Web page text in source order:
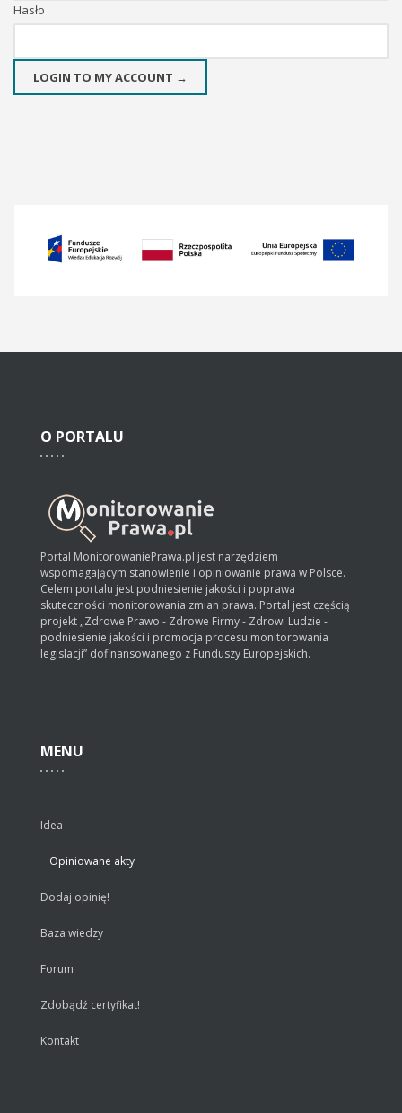
Hasło
LOGIN TO MY ACCOUNT →
O PORTALU
Portal MonitorowaniePrawa.pl jest narzędziem
wspomagającym stanowienie i opiniowanie prawa w Polsce.
Celem portalu jest podniesienie jakości i poprawa
skuteczności monitorowania zmian prawa. Portal jest częścią
projekt „Zdrowe Prawo - Zdrowe Firmy - Zdrowi Ludzie -
podniesienie jakości i promocja procesu monitorowania
legislacji” dofinansowanego z Funduszy Europejskich.
MENU
Idea
Opiniowane akty
Dodaj opinię!
Baza wiedzy
Forum
Zdobądź certyfikat!
Kontakt